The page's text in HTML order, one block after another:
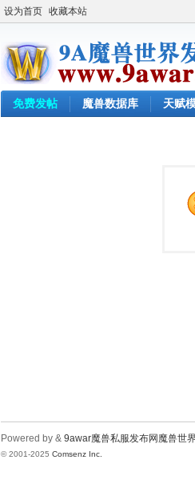
设为首页 收藏本站
免费发帖 魔兽数据库 天赋
Powered by & 9awar魔兽私服发布网魔兽世
© 2001-2025 Comsenz Inc.